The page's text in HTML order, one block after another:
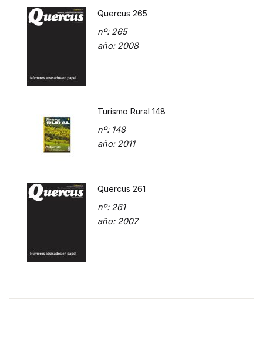
Quercus 265
nº: 265
año: 2008
Turismo Rural 148
nº: 148
año: 2011
Quercus 261
nº: 261
año: 2007